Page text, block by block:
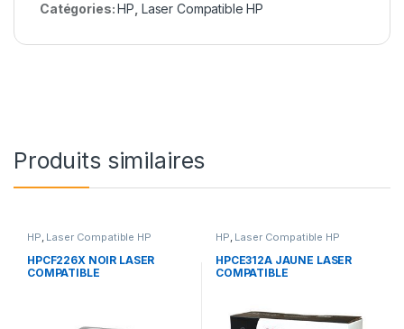
Catégories: HP, Laser Compatible HP
Produits similaires
HP, Laser Compatible HP
HPCF226X NOIR LASER
COMPATIBLE
HP, Laser Compatible HP
HPCE312A JAUNE LASER
COMPATIBLE